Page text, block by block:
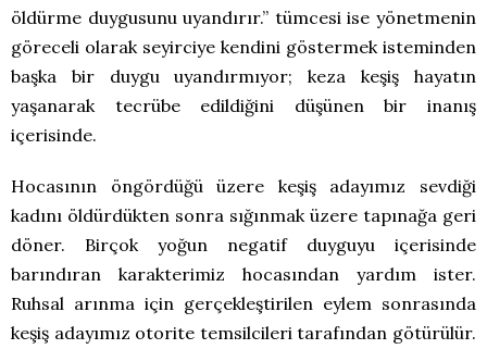
öldürme duygusunu uyandırır.” tümcesi ise yönetmenin
göreceli olarak seyirciye kendini göstermek isteminden
başka bir duygu uyandırmıyor; keza keşiş hayatın
yaşanarak tecrübe edildiğini düşünen bir inanış
içerisinde.
Hocasının öngördüğü üzere keşiş adayımız sevdiği
kadını öldürdükten sonra sığınmak üzere tapınağa geri
döner. Birçok yoğun negatif duyguyu içerisinde
barındıran karakterimiz hocasından yardım ister.
Ruhsal arınma için gerçekleştirilen eylem sonrasında
keşiş adayımız otorite temsilcileri tarafından götürülür.